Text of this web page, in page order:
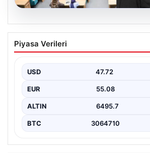
05.08.2026
Üsküdar Belediyesi’nde
Sibel Tan Çetinkaya oldu
Piyasa Verileri
USD 47.72
EUR 55.08
ALTIN 6495.7
BTC 3064710